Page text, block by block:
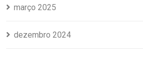
março 2025
dezembro 2024